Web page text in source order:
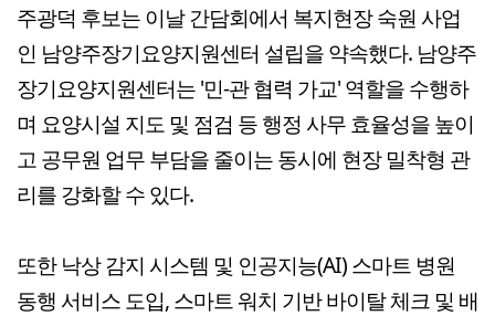
주광덕 후보는 이날 간담회에서 복지현장 숙원 사업
인 남양주장기요양지원센터 설립을 약속했다. 남양주
장기요양지원센터는 '민-관 협력 가교' 역할을 수행하
며 요양시설 지도 및 점검 등 행정 사무 효율성을 높이
고 공무원 업무 부담을 줄이는 동시에 현장 밀착형 관
리를 강화할 수 있다.
또한 낙상 감지 시스템 및 인공지능(AI) 스마트 병원
동행 서비스 도입, 스마트 워치 기반 바이탈 체크 및 배